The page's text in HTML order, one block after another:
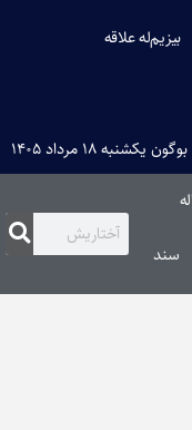
بیزیم‌له علاقه
بوگون یکشنبه ۱۸ مرداد ۱۴۰۵
سند